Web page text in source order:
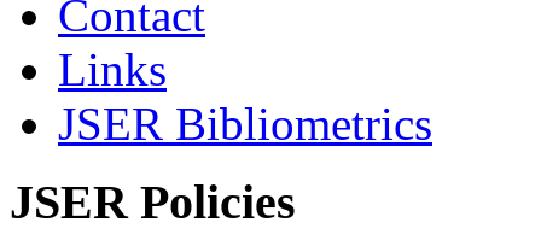
Contact
Links
JSER Bibliometrics
JSER Policies